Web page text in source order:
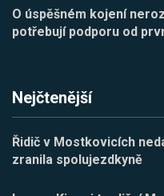
O úspěšném kojení
potřebují podporu od
Nejčtenější
Řidič v Mostkovicích
zranila spolujezdkyně